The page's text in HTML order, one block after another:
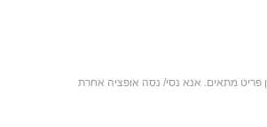
פריט מתאים. אנא נסי/ נסה אופציה אחרת